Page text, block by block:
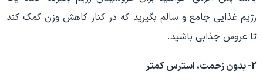
رژیم غذایی جامع و سالم بگیرید که در کنار کاهش وزن کمک کند
تا عروس جذابی باشید.
2- بدون زحمت، استرس کمتر